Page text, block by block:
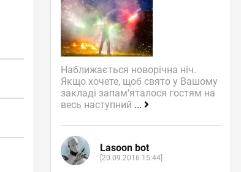
Наближається новорічна ніч.
Якщо хочете, щоб свято у Вашому
закладі запам'яталося гостям на
весь наступний ...
Lasoon bot
[20.09.2016 15:44]